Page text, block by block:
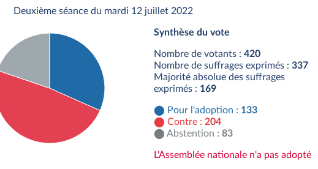
Deuxième séance du mardi 12 juillet 2022
Synthèse du vote
Nombre de votants : 420
Nombre de suffrages exprimés : 337
Majorité absolue des suffrages
exprimés : 169
Pour l'adoption : 133
Contre : 204
Abstention : 83
L'Assemblée nationale n'a pas adopté